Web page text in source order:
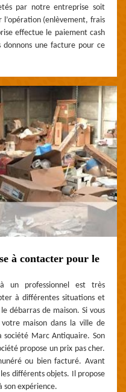
par notre entreprise soit
l’opération (enlèvement, frais
effectue le paiement cash
donnons une facture pour ce
à contacter pour le
un professionnel est très
à différentes situations et
débarras de maison. Si vous
maison dans la ville de
société Marc Antiquaire. Son
propose un prix pas cher.
ou bien facturé. Avant
différents objets. Il propose
son expérience.